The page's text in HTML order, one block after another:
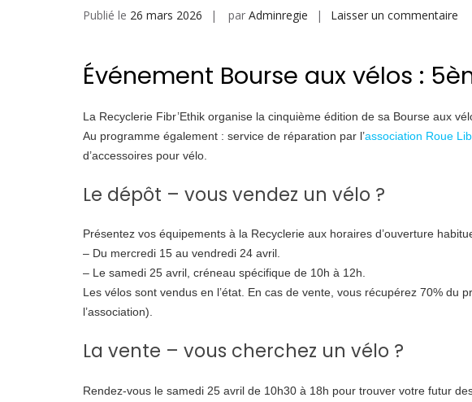
Publié le 26 mars 2026 par Adminregie Laisser un commentaire
Événement Bourse aux vélos :
La Recyclerie Fibr’Ethik organise la cinquième édition de sa Bourse aux
Au programme également : service de réparation par l’association Roue
d’accessoires pour vélo.
Le dépôt – vous vendez un vélo ?
Présentez vos équipements à la Recyclerie aux horaires d’ouverture
– Du mercredi 15 au vendredi 24 avril.
– Le samedi 25 avril, créneau spécifique de 10h à 12h.
Les vélos sont vendus en l’état. En cas de vente, vous récupérez 70% du
l’association).
La vente – vous cherchez un vélo ?
Rendez-vous le samedi 25 avril de 10h30 à 18h pour trouver votre futur